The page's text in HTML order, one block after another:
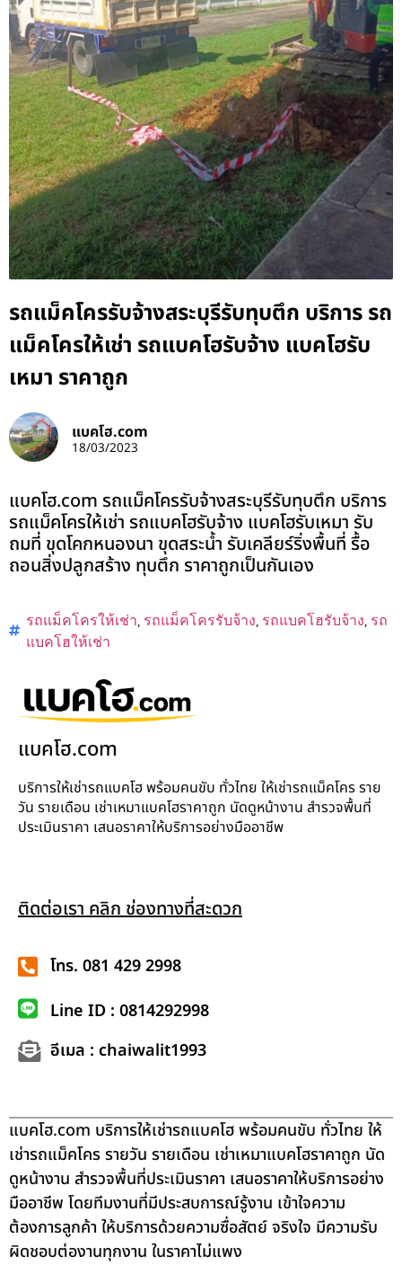
รถแม็คโครรับจ้างสระบุรีรับทุบตึก บริการ รถ
แม็คโครให้เช่า รถแบคโฮรับจ้าง แบคโฮรับ
เหมา ราคาถูก
แบคโฮ.com
18/03/2023
แบคโฮ.com รถแม็คโครรับจ้างสระบุรีรับทุบตึก บริการ
รถแม็คโครให้เช่า รถแบคโฮรับจ้าง แบคโฮรับเหมา รับ
ถมที่ ขุดโคกหนองนา ขุดสระน้ำ รับเคลียร์ริ่งพื้นที่ รื้อ
ถอนสิ่งปลูกสร้าง ทุบตึก ราคาถูกเป็นกันเอง
รถแม็คโครให้เช่า, รถแม็คโครรับจ้าง, รถแบคโฮรับจ้าง, รถ
แบคโฮให้เช่า
แบคโฮ.com
บริการให้เช่ารถแบคโฮ พร้อมคนขับ ทั่วไทย ให้เช่ารถแม็คโคร ราย
วัน รายเดือน เช่าเหมาแบคโฮราคาถูก นัดดูหน้างาน สำรวจพื้นที่
ประเมินราคา เสนอราคาให้บริการอย่างมืออาชีพ
ติดต่อเรา คลิก ช่องทางที่สะดวก
โทร. 081 429 2998
Line ID : 0814292998
อีเมล : chaiwalit1993
แบคโฮ.com บริการให้เช่ารถแบคโฮ พร้อมคนขับ ทั่วไทย ให้
เช่ารถแม็คโคร รายวัน รายเดือน เช่าเหมาแบคโฮราคาถูก นัด
ดูหน้างาน สำรวจพื้นที่ประเมินราคา เสนอราคาให้บริการอย่าง
มืออาชีพ โดยทีมงานที่มีประสบการณ์รู้งาน เข้าใจความ
ต้องการลูกค้า ให้บริการด้วยความซื่อสัตย์ จริงใจ มีความรับ
ผิดชอบต่องานทุกงาน ในราคาไม่แพง